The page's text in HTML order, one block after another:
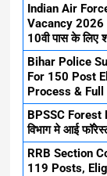
Indian Air
Vacancy 2026 :
10वी पास के लिए
Bihar Police
For 150 Post
Process &
BPSSC Forest
विभाग मे आई
RRB Section
119 Posts,